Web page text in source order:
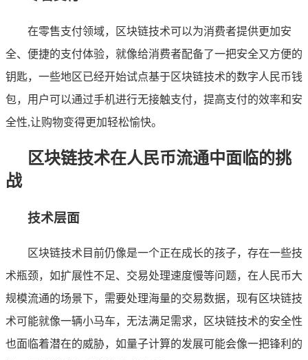
在零售支付领域，区块链技术可以为消费者提供更加安
全、便捷的支付体验，就像给消费者配备了一把安全又方便的
钥匙，一些地区已经开始试点基于区块链技术的数字人民币钱
包，用户可以通过手机进行无接触支付，提高支付的效率和安
全性,让购物变得更加轻松愉快。
区块链技术在人民币流通中面临的挑
战
技术层面
区块链技术目前仍像是一个正在成长的孩子，存在一些技
术瓶颈，如扩展性不足、交易处理速度慢等问题，在人民币大
规模流通的场景下，需要处理海量的交易数据，现有区块链技
术可能就像一辆小马车，无法满足需求，区块链技术的安全性
也面临着潜在的威胁，如量子计算的发展可能会像一把锋利的